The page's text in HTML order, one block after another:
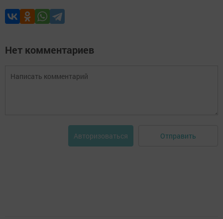
Нет комментариев
Авторизоваться Отправить